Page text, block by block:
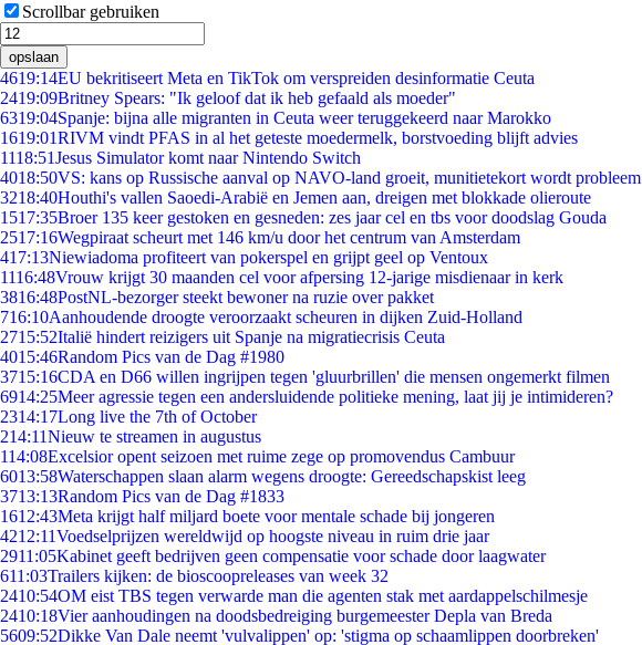
Scrollbar gebruiken
opslaan
4619:14EU bekritiseert Meta en TikTok om verspreiden desinformatie Ceuta
2419:09Britney Spears: "Ik geloof dat ik heb gefaald als moeder"
6319:04Spanje: bijna alle migranten in Ceuta weer teruggekeerd naar Marokko
1619:01RIVM vindt PFAS in al het geteste moedermelk, borstvoeding blijft advies
1118:51Jesus Simulator komt naar Nintendo Switch
4018:50VS: kans op Russische aanval op NAVO-land groeit, munitietekort wordt probleem
3218:40Houthi's vallen Saoedi-Arabië en Jemen aan, dreigen met blokkade olieroute
1517:35Broer 135 keer gestoken en gesneden: zes jaar cel en tbs voor doodslag Gouda
2517:16Wegpiraat scheurt met 146 km/u door het centrum van Amsterdam
417:13Niewiadoma profiteert van pokerspel en grijpt geel op Ventoux
1116:48Vrouw krijgt 30 maanden cel voor afpersing 12-jarige misdienaar in kerk
3816:48PostNL-bezorger steekt bewoner na ruzie over pakket
716:10Aanhoudende droogte veroorzaakt scheuren in dijken Zuid-Holland
2715:52Italië hindert reizigers uit Spanje na migratiecrisis Ceuta
4015:46Random Pics van de Dag #1980
3715:16CDA en D66 willen ingrijpen tegen 'gluurbrillen' die mensen ongemerkt filmen
6914:25Meer agressie tegen een andersluidende politieke mening, laat jij je intimideren?
2314:17Long live the 7th of October
214:11Nieuw te streamen in augustus
114:08Excelsior opent seizoen met ruime zege op promovendus Cambuur
6013:58Waterschappen slaan alarm wegens droogte: Gereedschapskist leeg
3713:13Random Pics van de Dag #1833
1612:43Meta krijgt half miljard boete voor mentale schade bij jongeren
4212:11Voedselprijzen wereldwijd op hoogste niveau in ruim drie jaar
2911:05Kabinet geeft bedrijven geen compensatie voor schade door laagwater
611:03Trailers kijken: de bioscoopreleases van week 32
2410:54OM eist TBS tegen verwarde man die agenten stak met aardappelschilmesje
2410:18Vier aanhoudingen na doodsbedreiging burgemeester Depla van Breda
5609:52Dikke Van Dale neemt 'vulvalippen' op: 'stigma op schaamlippen doorbreken'